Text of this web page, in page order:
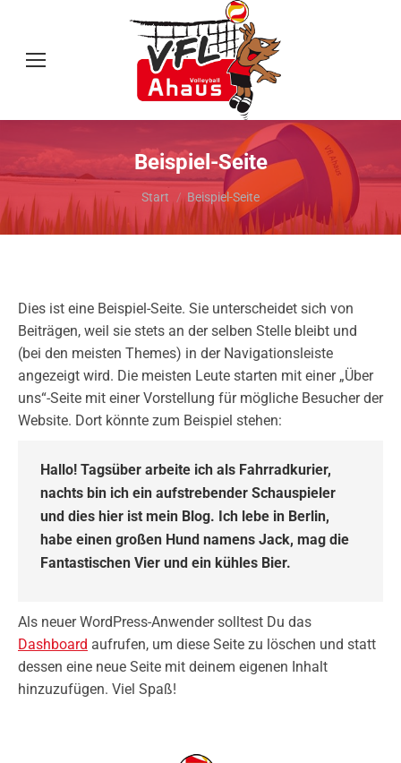
Beispiel-Seite
Sie befinden sich hier:
Start Beispiel-Seite
Dies ist eine Beispiel-Seite. Sie unterscheidet sich von
Beiträgen, weil sie stets an der selben Stelle bleibt und
(bei den meisten Themes) in der Navigationsleiste
angezeigt wird. Die meisten Leute starten mit einer „Über
uns“-Seite mit einer Vorstellung für mögliche Besucher der
Website. Dort könnte zum Beispiel stehen:
Hallo! Tagsüber arbeite ich als Fahrradkurier,
nachts bin ich ein aufstrebender Schauspieler
und dies hier ist mein Blog. Ich lebe in Berlin,
habe einen großen Hund namens Jack, mag die
Fantastischen Vier und ein kühles Bier.
Als neuer WordPress-Anwender solltest Du das
Dashboard aufrufen, um diese Seite zu löschen und statt
dessen eine neue Seite mit deinem eigenen Inhalt
hinzuzufügen. Viel Spaß!